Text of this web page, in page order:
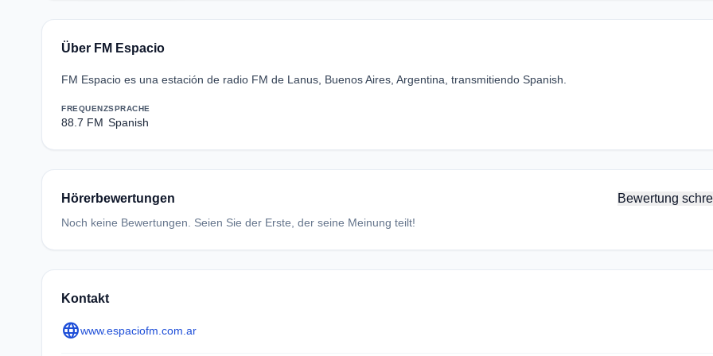
Über FM Espacio
FM Espacio es una estación de radio FM de Lanus, Buenos Aires, Argentina, transmitiendo Spanish.
FREQUENZ
88.7 FM
SPRACHE
Spanish
Hörerbewertungen Bewertung
Noch keine Bewertungen. Seien Sie der Erste, der seine Meinung teilt!
Kontakt
languagewww.espaciofm.com.ar